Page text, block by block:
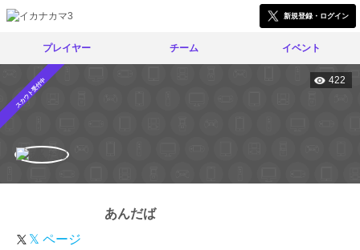
新規登録・ログイン
プレイヤー チーム イベント
スカウト受付中 422
あんだば
𝕏 ページ